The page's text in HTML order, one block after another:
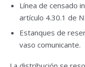
Línea de censado
artículo 4.30.1 de
Estanques de
vaso comunicante.